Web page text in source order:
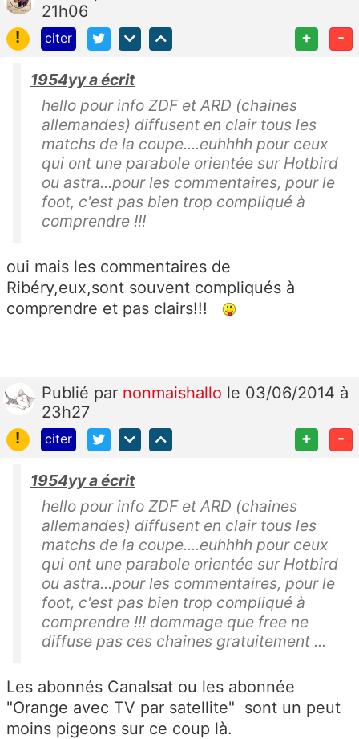
21h06
!
citer + -
1954yy a écrit
hello pour info ZDF et ARD (chaines
allemandes) diffusent en clair tous les
matchs de la coupe....euhhhh pour ceux
qui ont une parabole orientée sur Hotbird
ou astra...pour les commentaires, pour le
foot, c'est pas bien trop compliqué à
comprendre !!!
oui mais les commentaires de
Ribéry,eux,sont souvent compliqués à
comprendre et pas clairs!!!
Publié par nonmaishallo le 03/06/2014 à
23h27
!
citer + -
1954yy a écrit
hello pour info ZDF et ARD (chaines
allemandes) diffusent en clair tous les
matchs de la coupe....euhhhh pour ceux
qui ont une parabole orientée sur Hotbird
ou astra...pour les commentaires, pour le
foot, c'est pas bien trop compliqué à
comprendre !!! dommage que free ne
diffuse pas ces chaines gratuitement ...
Les abonnés Canalsat ou les abonnée
"Orange avec TV par satellite" sont un peut
moins pigeons sur ce coup là.